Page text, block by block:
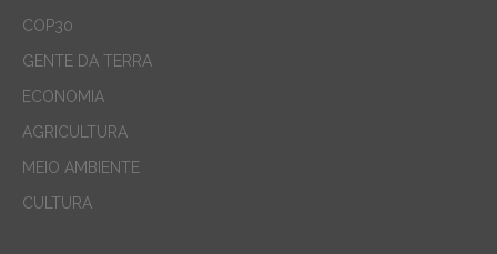
COP30
GENTE DA TERRA
ECONOMIA
AGRICULTURA
MEIO AMBIENTE
CULTURA